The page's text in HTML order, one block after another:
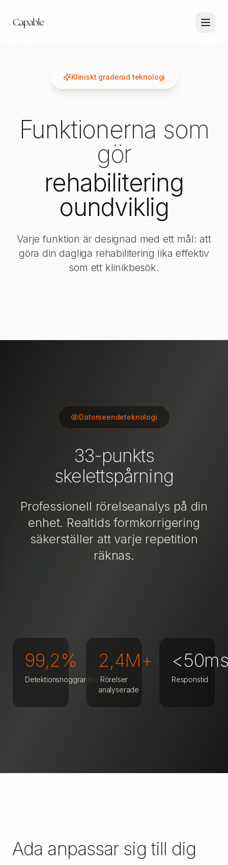
Kliniskt graderad teknologi
Funktionerna som
gör
rehabilitering
oundviklig
Varje funktion är designad med ett mål: att
göra din dagliga rehabilitering lika effektiv
som ett klinikbesök.
Datorseendeteknologi
33-punkts
skelettspårning
Professionell rörelseanalys på din
enhet. Realtids formkorrigering
säkerställer att varje repetition
räknas.
99,2%
Detektionsnoggrannhet
2,4M+
Rörelser
analyserade
Responstid
Ada anpassar sig till dig